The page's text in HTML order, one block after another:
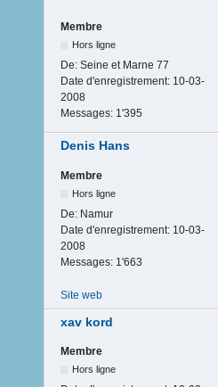
Membre
Hors ligne
De: Seine et Marne 77
Date d'enregistrement: 10-03-
2008
Messages: 1'395
Denis Hans
Membre
Hors ligne
De: Namur
Date d'enregistrement: 10-03-
2008
Messages: 1'663
Site web
xav kord
Membre
Hors ligne